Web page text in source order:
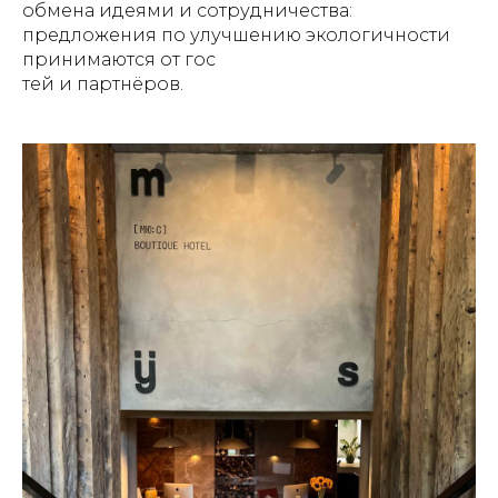
обмена идеями и сотрудничества:
предложения по улучшению экологичности
принимаются от гос
тей и партнёров.